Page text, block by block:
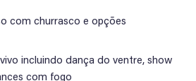
com churrasco e opções
incluindo dança do ventre, show
com fogo